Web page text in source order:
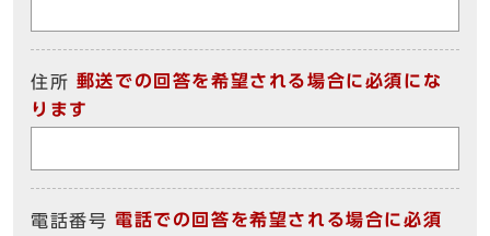
住所 郵送での回答を希望される場合に必須にな
ります
電話番号 電話での回答を希望される場合に必須